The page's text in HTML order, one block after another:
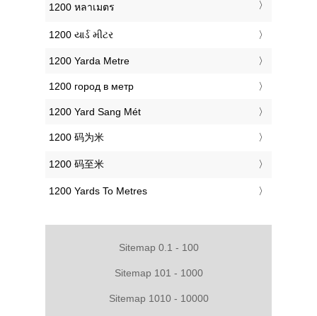
‎1200 หลาเมตร
‎1200 યાર્ડ મીટર
‎1200 Yarda Metre
‎1200 город в метр
‎1200 Yard Sang Mét
‎1200 码为米
‎1200 码至米
‎1200 Yards To Metres
Sitemap 0.1 - 100
Sitemap 101 - 1000
Sitemap 1010 - 10000